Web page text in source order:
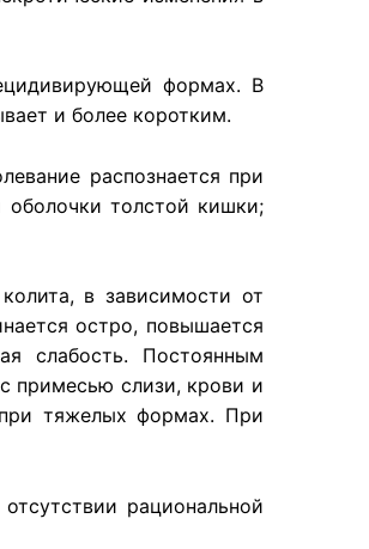
формах. В
и более коротким.
распознается при
оболочки толстой кишки;
в зависимости от
остро, повышается
слабость. Постоянным
примесью слизи, крови и
тяжелых формах. При
рациональной